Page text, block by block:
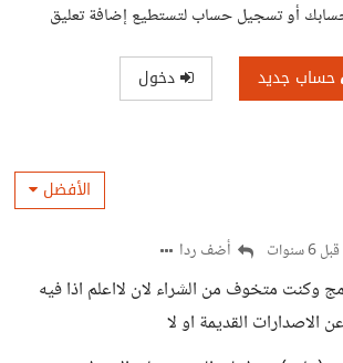
أو تسجيل حساب لتستطيع إضافة تعليق
حساب جديد دخول
الأفضل
قبل 6 سنوات أضف ردا
وكنت متخوف من الشراء لان لااعلم اذا فيه
الاصدارات القديمة او لا